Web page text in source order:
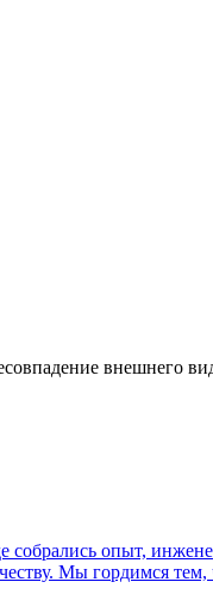
внешнего
собрались опыт,
Мы гордимся